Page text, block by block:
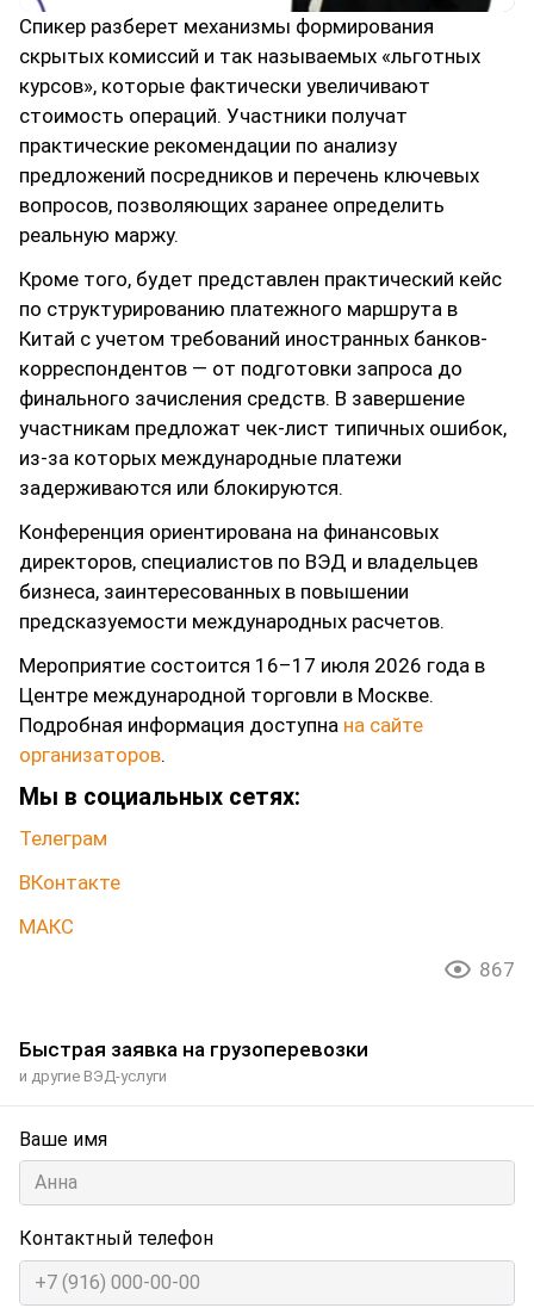
Спикер разберет механизмы формирования
скрытых комиссий и так называемых «льготных
курсов», которые фактически увеличивают
стоимость операций. Участники получат
практические рекомендации по анализу
предложений посредников и перечень ключевых
вопросов, позволяющих заранее определить
реальную маржу.
Кроме того, будет представлен практический кейс
по структурированию платежного маршрута в
Китай с учетом требований иностранных банков-
корреспондентов — от подготовки запроса до
финального зачисления средств. В завершение
участникам предложат чек-лист типичных ошибок,
из-за которых международные платежи
задерживаются или блокируются.
Конференция ориентирована на финансовых
директоров, специалистов по ВЭД и владельцев
бизнеса, заинтересованных в повышении
предсказуемости международных расчетов.
Мероприятие состоится 16–17 июля 2026 года в
Центре международной торговли в Москве.
Подробная информация доступна на сайте
организаторов.
Мы в социальных сетях:
Телеграм
ВКонтакте
МАКС
867
Быстрая заявка на грузоперевозки
и другие ВЭД-услуги
Ваше имя
Контактный телефон